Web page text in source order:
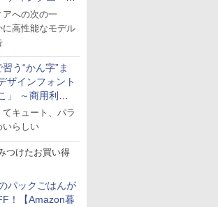
Code」も
アへの次の一
に高性能なモデル
う“かん字”ま
ザインフォント
」 ～商用利用
キュート、パラ
いらしい
つけたお買い得
パックごはんが
！【Amazon暮